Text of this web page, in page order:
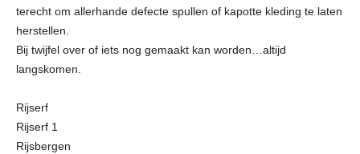
terecht om allerhande defecte spullen of kapotte kleding te laten
herstellen.
Bij twijfel over of iets nog gemaakt kan worden…altijd
langskomen.
Rijserf
Rijserf 1
Rijsbergen